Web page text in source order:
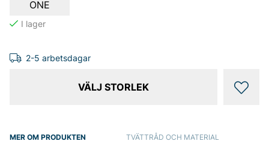
ONE
2-5 arbetsdagar
VÄLJ STORLEK
MER OM PRODUKTEN TVÄTTRÅD OCH MATERIAL